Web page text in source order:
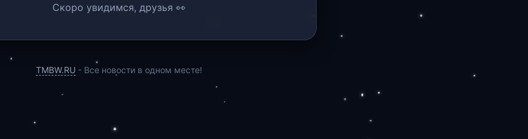
Скоро увидимся, друзья 👀
TMBW.RU - Все новости в одном месте!